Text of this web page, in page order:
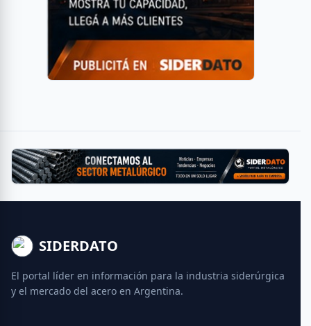
SIDERDATO
El portal líder en información para la industria siderúrgica
y el mercado del acero en Argentina.